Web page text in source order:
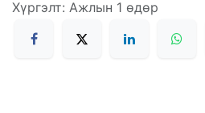
Хүргэлт: Ажлын 1 өдөр